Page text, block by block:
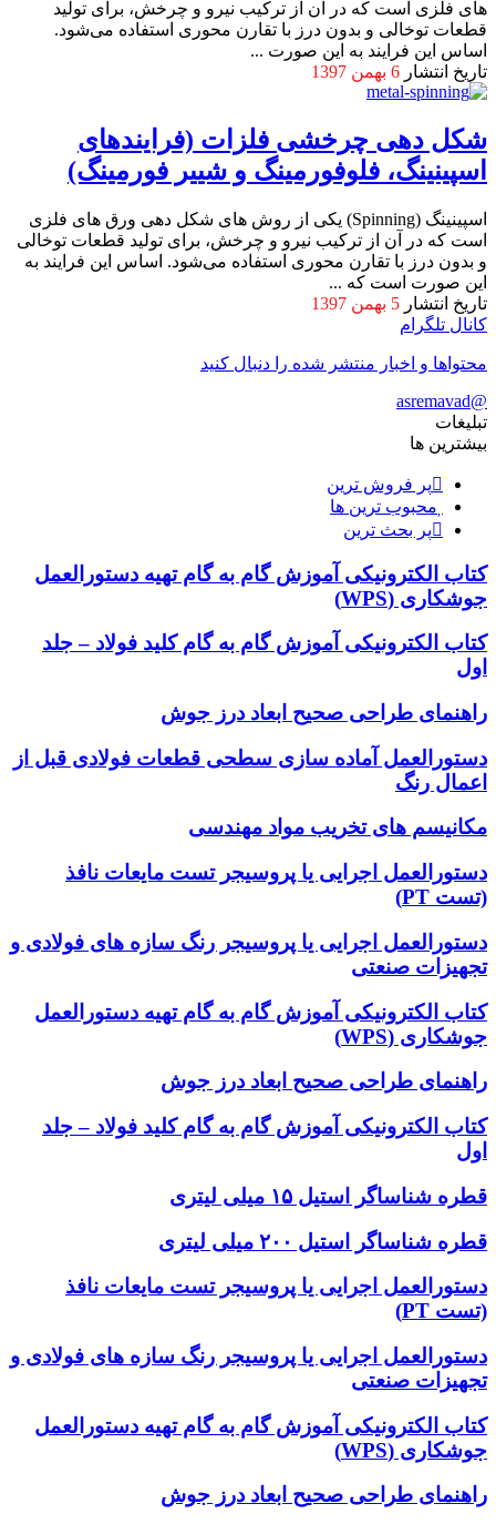
های فلزی است که در آن از ترکیب نیرو و چرخش، برای تولید
قطعات توخالی و بدون درز با تقارن محوری استفاده می‌شود.
اساس این فرایند به این صورت ...
تاریخ انتشار 6 بهمن 1397
شکل دهی چرخشی فلزات (فرایندهای
اسپینینگ، فلوفورمینگ و شییر فورمینگ)
اسپینینگ (Spinning) یکی از روش‌ های شکل ‌دهی ورق های فلزی
است که در آن از ترکیب نیرو و چرخش، برای تولید قطعات توخالی
و بدون درز با تقارن محوری استفاده می‌شود. اساس این فرایند به
این صورت است که ...
تاریخ انتشار 5 بهمن 1397
کانال تلگرام
محتواها و اخبار منتشر شده را دنبال کنید
@asremavad
تبلیغات
بیشترین ها
پر فروش ترین
محبوب ترین ها
پر بحث ترین
کتاب الکترونیکی آموزش گام به گام تهیه دستورالعمل
جوشکاری (WPS)
کتاب الکترونیکی آموزش گام به گام کلید فولاد – جلد
اول
راهنمای طراحی صحیح ابعاد درز جوش
دستورالعمل آماده سازی سطحی قطعات فولادی قبل از
اعمال رنگ
مکانیسم های تخریب مواد مهندسی
دستورالعمل اجرایی یا پروسیجر تست مایعات نافذ
(تست PT)
دستورالعمل اجرایی یا پروسیجر رنگ سازه های فولادی و
تجهیزات صنعتی
کتاب الکترونیکی آموزش گام به گام تهیه دستورالعمل
جوشکاری (WPS)
راهنمای طراحی صحیح ابعاد درز جوش
کتاب الکترونیکی آموزش گام به گام کلید فولاد – جلد
اول
قطره شناساگر استیل ۱۵ میلی لیتری
قطره شناساگر استیل ۲۰۰ میلی لیتری
دستورالعمل اجرایی یا پروسیجر تست مایعات نافذ
(تست PT)
دستورالعمل اجرایی یا پروسیجر رنگ سازه های فولادی و
تجهیزات صنعتی
کتاب الکترونیکی آموزش گام به گام تهیه دستورالعمل
جوشکاری (WPS)
راهنمای طراحی صحیح ابعاد درز جوش